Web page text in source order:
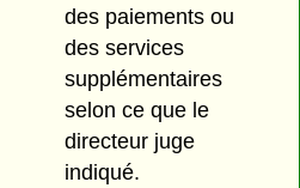
des paiements ou
des services
supplémentaires
selon ce que le
directeur juge
indiqué.